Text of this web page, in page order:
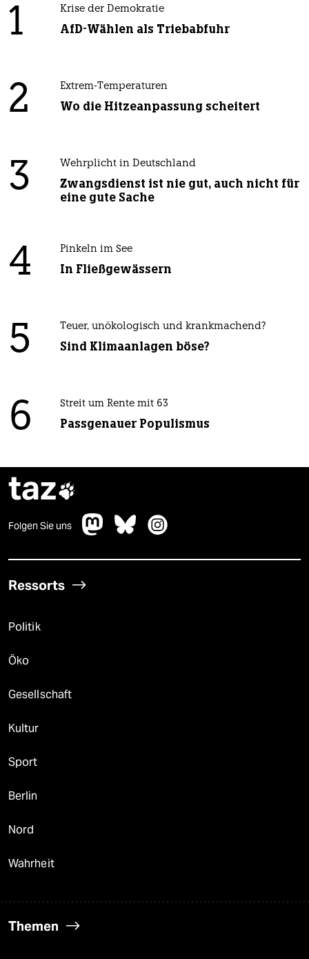
1 Krise der Demokratie
AfD-Wählen als Triebabfuhr
2 Extrem-Temperaturen
Wo die Hitzeanpassung scheitert
3 Wehrplicht in Deutschland
Zwangsdienst ist nie gut, auch nicht für
eine gute Sache
4 Pinkeln im See
In Fließgewässern
5 Teuer, unökologisch und krankmachend?
Sind Klimaanlagen böse?
6 Streit um Rente mit 63
Passgenauer Populismus
taz
Folgen Sie uns
Ressorts
Politik
Öko
Gesellschaft
Kultur
Sport
Berlin
Nord
Wahrheit
Themen